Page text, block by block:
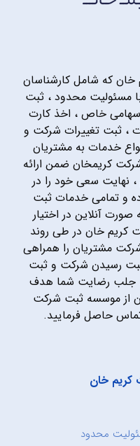
که شامل کارشناسان
مسئولیت محدود ، ثبت
خاص ، اخذ کارت
، ثبت تغییرات شرکت و
خدمات به مشتریان
کریمخان ضمن ارائه
، نهایت سعی خود را در
و تمامی خدمات ثبت
آنلاین در اختیار
کریم خان در طی روند
مشتریان را همراهی
رسیدن شرکت و ثبت
جلب رضایت شما هدف
از موسسه ثبت شرکت
خان
محدود